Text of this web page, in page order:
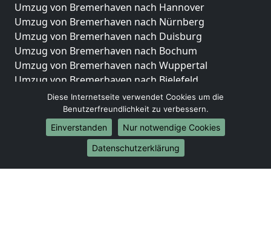
Umzug von Bremerhaven nach Hannover
Umzug von Bremerhaven nach Nürnberg
Umzug von Bremerhaven nach Duisburg
Umzug von Bremerhaven nach Bochum
Umzug von Bremerhaven nach Wuppertal
Umzug von Bremerhaven nach Bielefeld
Umzug von Bremerhaven nach Bonn
Umzug von Bremerhaven nach Münster
Internationale-Umzüge
Umzug von Bremerhaven nach Brasilien
Umzug von Bremerhaven nach Brunei Darussalam
Diese Internetseite verwendet Cookies um die
Benutzerfreundlichkeit zu verbessern.
Einverstanden
Nur notwendige Cookies
Datenschutzerklärung